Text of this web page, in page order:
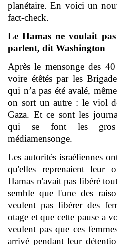
planétaire. En voici un
fact-check.
Le Hamas ne voulait pas
parlent, dit Washington
Après le mensonge des
voire étêtés par les
qui n’a pas été avalé,
on sort un autre : le viol
Gaza. Et ce sont les
qui se font les gros
médiamensonge.
Les autorités israéliennes
qu'elles reprenaient leur
Hamas n'avait pas libéré
semble que l'une des
veulent pas libérer des
otage et que cette pause a
veulent pas que ces
arrivé pendant leur